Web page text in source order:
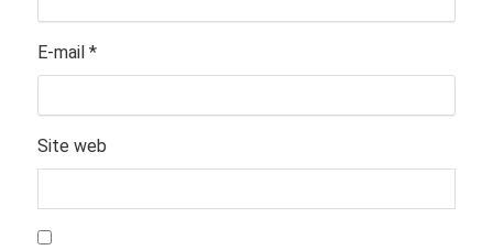
E-mail *
Site web